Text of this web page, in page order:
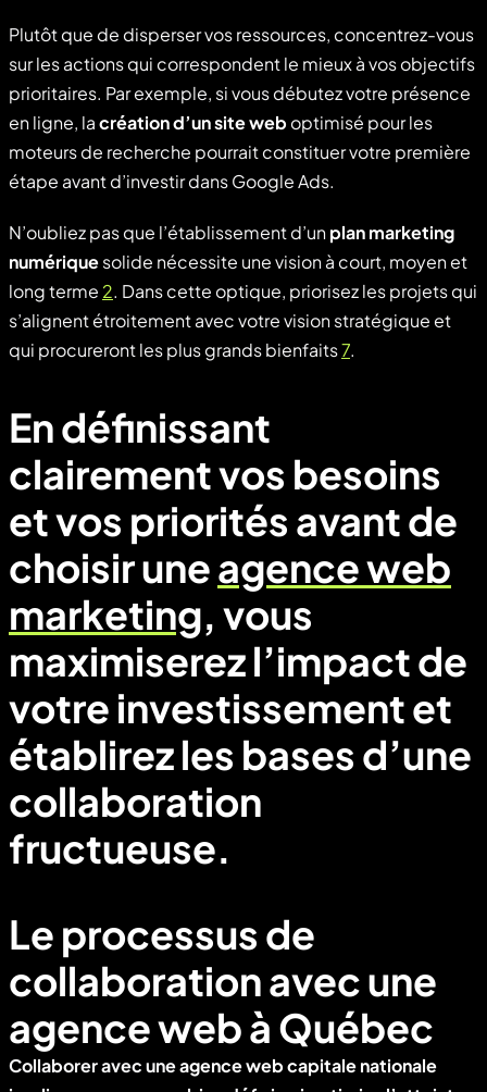
Plutôt que de disperser vos ressources, concentrez-vous
sur les actions qui correspondent le mieux à vos objectifs
prioritaires. Par exemple, si vous débutez votre présence
en ligne, lacréation d’un site web optimisé pour les
moteurs de recherche pourrait constituer votre première
étape avant d’investir dans Google Ads.
N’oubliez pas que l’établissement d’unplan marketing
numériquesolide nécessite une vision à court, moyen et
long terme 2. Dans cette optique, priorisez les projets qui
s’alignent étroitement avec votre vision stratégique et
qui procureront les plus grands bienfaits7.
En définissant
clairement vos besoins
et vos priorités avant de
choisir uneagence web
marketing, vous
maximiserez l’impact de
votre investissement et
établirez les bases d’une
collaboration
fructueuse.
Le processus de
collaboration avec une
agence web à Québec
Collaborer avec uneagence web capitale nationale